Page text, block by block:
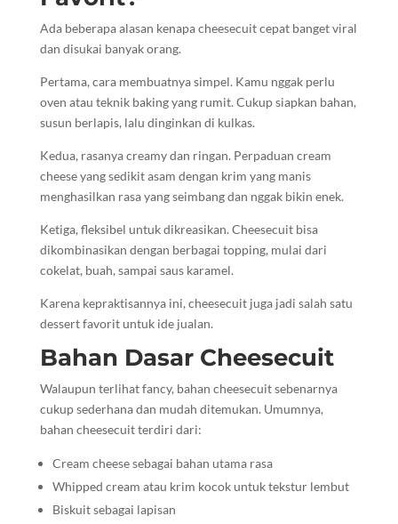
Ada beberapa alasan kenapa cheesecuit cepat banget viral
dan disukai banyak orang.
Pertama, cara membuatnya simpel. Kamu nggak perlu
oven atau teknik baking yang rumit. Cukup siapkan bahan,
susun berlapis, lalu dinginkan di kulkas.
Kedua, rasanya creamy dan ringan. Perpaduan cream
cheese yang sedikit asam dengan krim yang manis
menghasilkan rasa yang seimbang dan nggak bikin enek.
Ketiga, fleksibel untuk dikreasikan. Cheesecuit bisa
dikombinasikan dengan berbagai topping, mulai dari
cokelat, buah, sampai saus karamel.
Karena kepraktisannya ini, cheesecuit juga jadi salah satu
dessert favorit untuk ide jualan.
Bahan Dasar Cheesecuit
Walaupun terlihat fancy, bahan cheesecuit sebenarnya
cukup sederhana dan mudah ditemukan. Umumnya,
bahan cheesecuit terdiri dari:
Cream cheese sebagai bahan utama rasa
Whipped cream atau krim kocok untuk tekstur lembut
Biskuit sebagai lapisan